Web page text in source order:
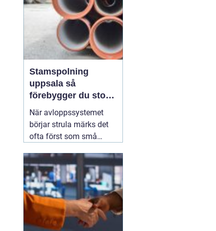
Stamspolning
uppsala så
förebygger du stopp
och vattenskador i
fastigheten
När avloppssystemet
börjar strula märks det
ofta först som små
långsam avrinning i kök
och badrum, bubblor i
handfatet eller en svag
men återkommande
avloppslukt. För många
fastighetsägare i